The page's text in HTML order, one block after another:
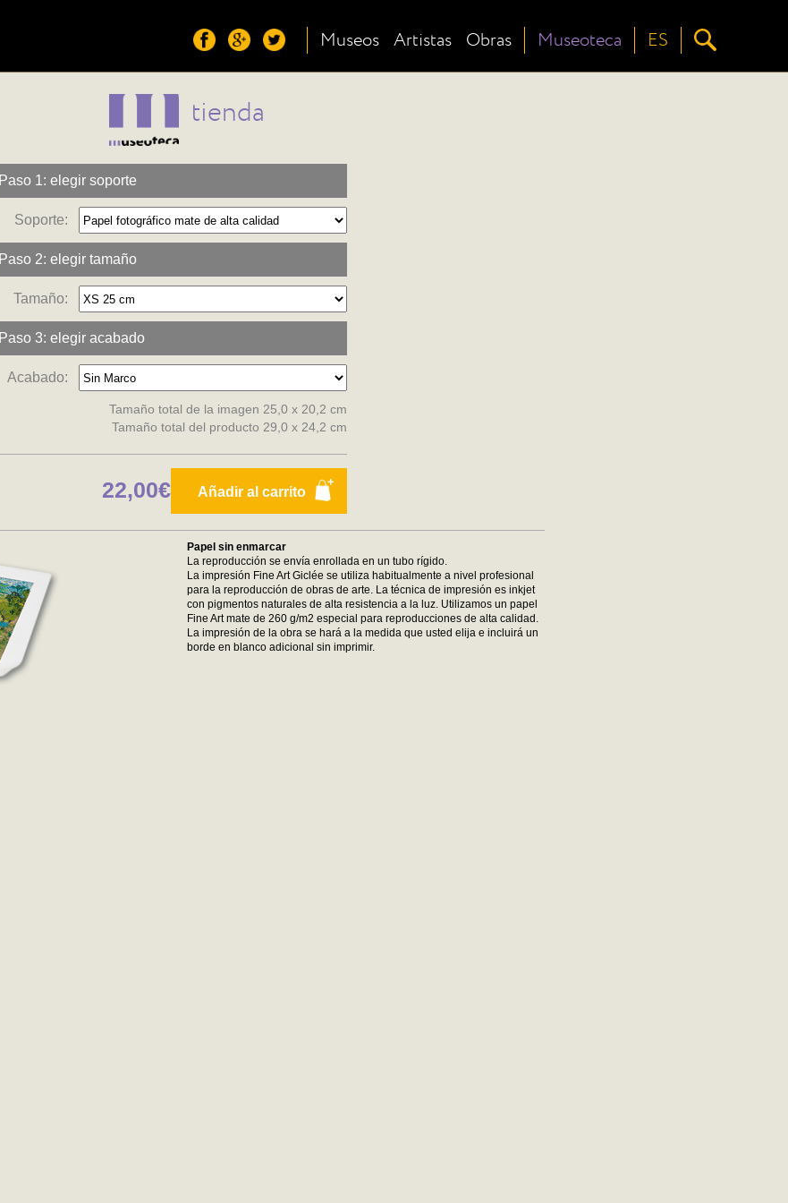
Museos Artistas Obras Museoteca ES
tienda
Paso 1: elegir soporte
Soporte:
Paso 2: elegir tamaño
Tamaño:
Paso 3: elegir acabado
Acabado:
Tamaño total de la imagen 25,0 x 20,2 cm
Tamaño total del producto 29,0 x 24,2 cm
Añadir al carrito
22,00€
Papel sin enmarcar
La reproducción se envía enrollada en un tubo rígido.
La impresión Fine Art Giclée se utiliza habitualmente a nivel profesional
para la reproducción de obras de arte. La técnica de impresión es inkjet
con pigmentos naturales de alta resistencia a la luz. Utilizamos un papel
Fine Art mate de 260 g/m2 especial para reproducciones de alta calidad.
La impresión de la obra se hará a la medida que usted elija e incluirá un
borde en blanco adicional sin imprimir.